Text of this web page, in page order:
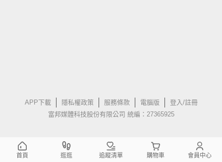
APP下載 隱私權政策 服務條款 電腦版
登入/註冊
富邦媒體科技股份有限公司 統編：27365925
首頁 逛逛 追蹤清單 購物車 會員中心